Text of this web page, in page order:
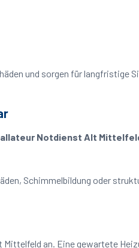
und sorgen für langfristige
Notdienst Alt
Schimmelbildung oder
an. Eine gewartete